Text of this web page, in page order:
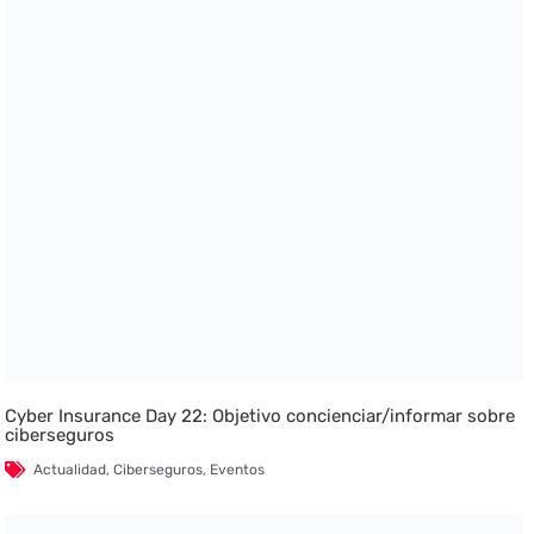
Cyber Insurance Day 22: Objetivo concienciar/informar sobre
ciberseguros
Actualidad,Ciberseguros, Eventos